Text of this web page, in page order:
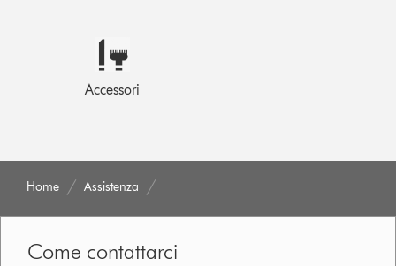
Accessori
Home Assistenza
Come contattarci